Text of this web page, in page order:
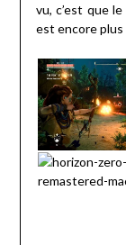
vu, c’est que le
est encore plus